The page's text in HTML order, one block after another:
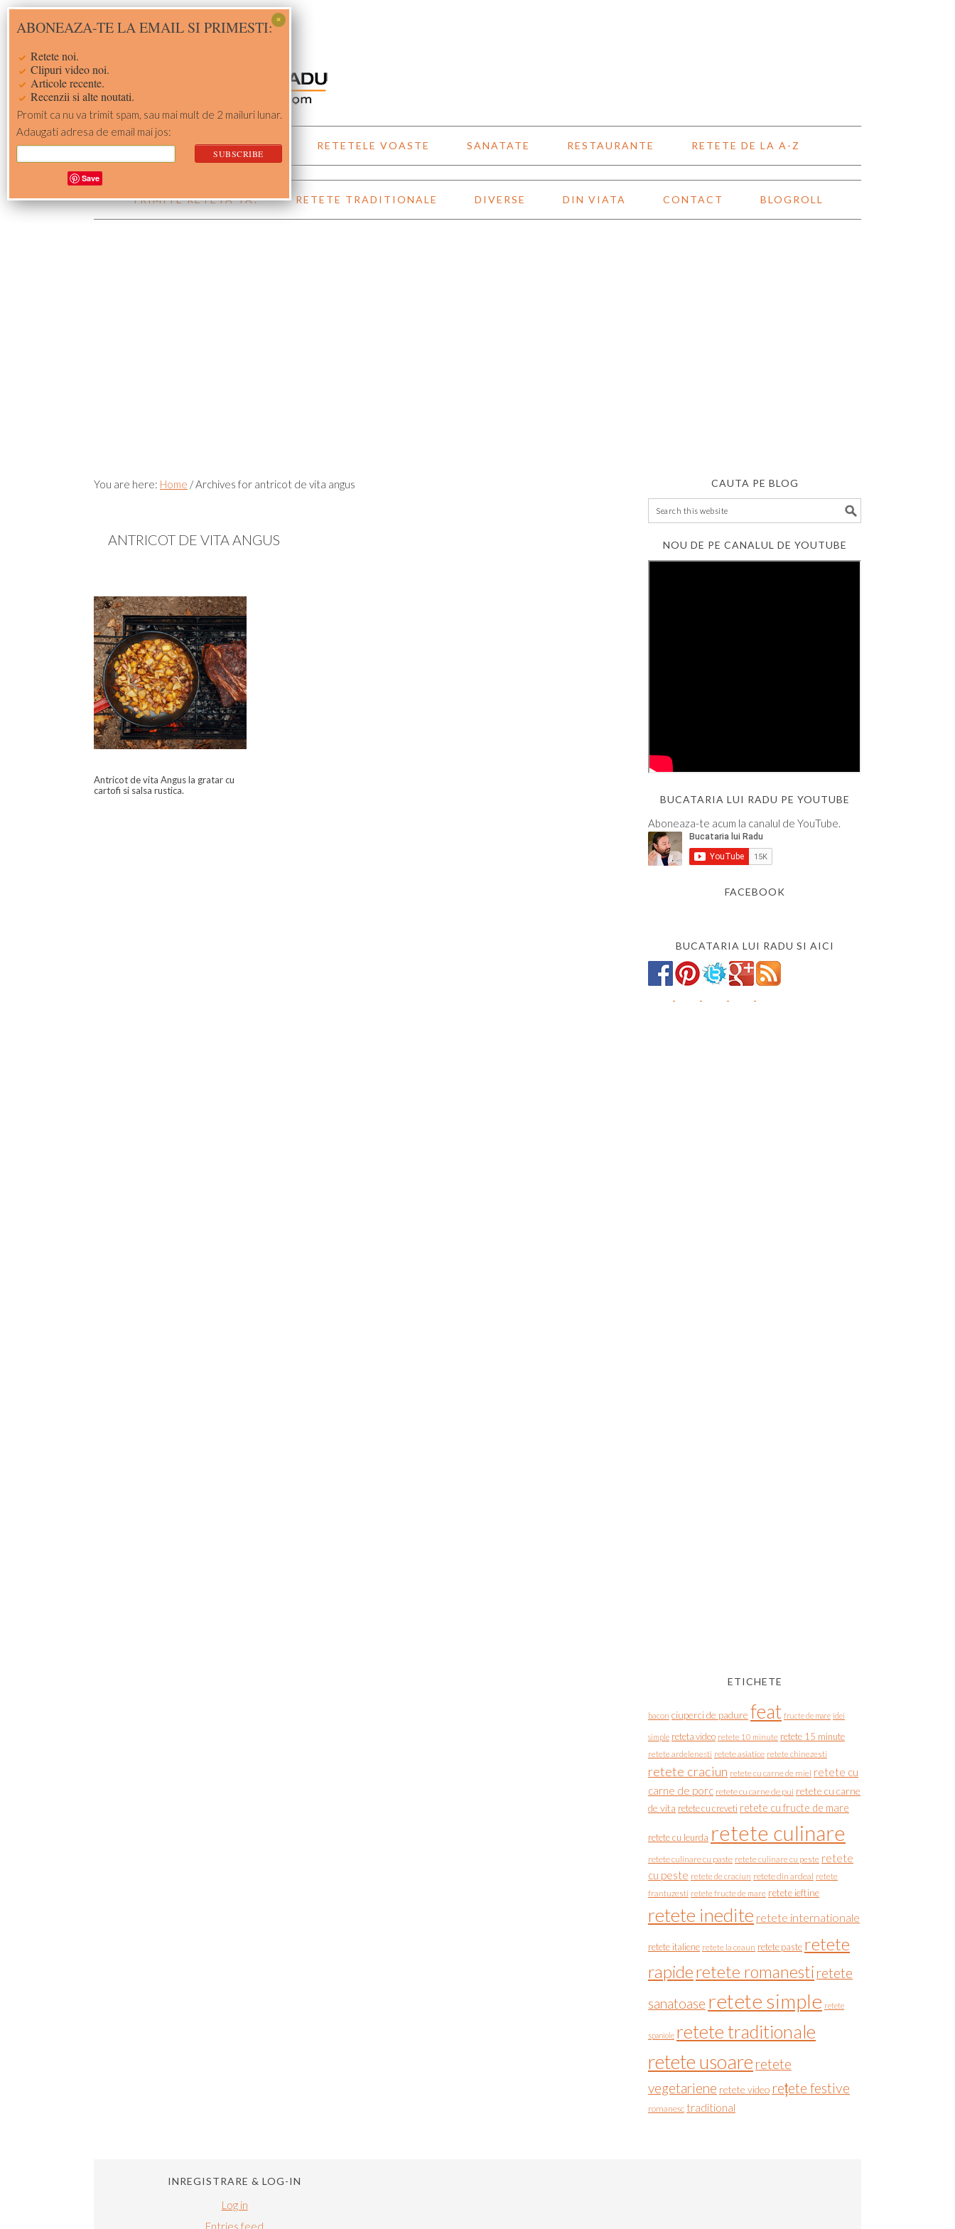
Skip
to
Skip
to
Skip
to
Skip
to
ACASA RETETE RETETELE VOASTE SANATATE RESTAURANTE RETETE DE LA A-Z
TRIMITE RETETA TA! RETETE TRADITIONALE DIVERSE DIN VIATA CONTACT BLOGROLL
You are here: Home /Archives for antricot de vita angus
ANTRICOT DE VITA ANGUS
Antricot de vita Angus la gratar cu
cartofi si salsa rustica.
CAUTA PE BLOG
NOU DE PE CANALUL DE YOUTUBE
BUCATARIA LUI RADU PE YOUTUBE
Aboneaza-te acum la canalul de YouTube.
FACEBOOK
BUCATARIA LUI RADU SI AICI
ETICHETE
bacon ciuperci de padure feat fructe de mare idei
simple reteta video retete 10 minute retete 15 minute
retete ardelenesti retete asiatice retete chinezesti
retete craciun retete cu carne de miel retete cu
carne de porc retete cu carne de pui retete cu carne
de vita retete cu creveti retete cu fructe de mare
retete cu leurda retete culinare
retete culinare cu paste retete culinare cu peste retete
cu peste retete de craciun retete din ardeal retete
frantuzesti retete fructe de mare retete ieftine
retete inedite retete internationale
retete italiene retete la ceaun retete paste retete
rapideretete romanesti retete
sanatoase retete simple retete
spaniole retete traditionale
retete usoare retete
vegetariene retete video rețete festive
romanesc traditional
INREGISTRARE & LOG-IN
Log in
Entries feed
ABONEAZA-TE LA EMAIL SI PRIMESTI:
Retete noi.
Clipuri video noi.
Articole recente.
Recenzii si alte noutati.
Promit ca nu va trimit spam, sau mai mult de 2 mailuri lunar.
Adaugati adresa de email mai jos:
Save